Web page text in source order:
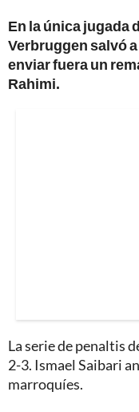
En la única jugada
Verbruggen salvó
enviar fuera un
Rahimi.
La serie de penaltis
2-3. Ismael Saibari
marroquíes.